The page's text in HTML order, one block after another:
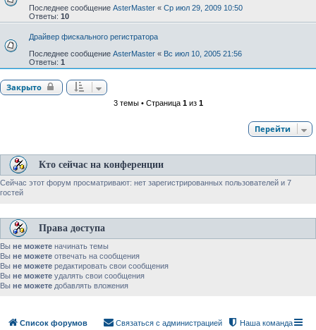
Последнее сообщение AsterMaster « Ср июл 29, 2009 10:50
Ответы: 10
Драйвер фискального регистратора
Последнее сообщение AsterMaster « Вс июл 10, 2005 21:56
Ответы: 1
Закрыто
3 темы • Страница 1из 1
Перейти
Кто сейчас на конференции
Сейчас этот форум просматривают: нет зарегистрированных пользователей и 7
гостей
Права доступа
Вы не можете начинать темы
Вы не можете отвечать на сообщения
Вы не можете редактировать свои сообщения
Вы не можете удалять свои сообщения
Вы не можете добавлять вложения
Список форумов Наша команда
Связаться с администрацией